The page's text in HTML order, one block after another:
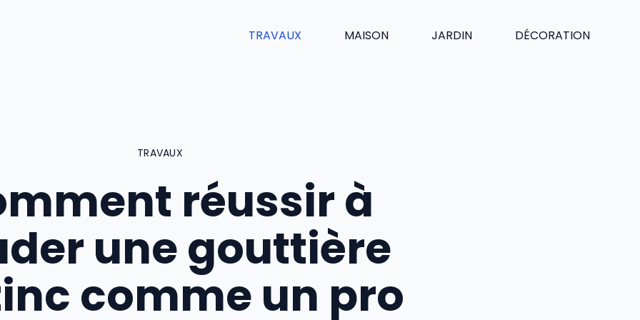
TRAVAUX MAISON JARDIN DÉCORATION
TRAVAUX
réussir à
une gouttière
comme un pro